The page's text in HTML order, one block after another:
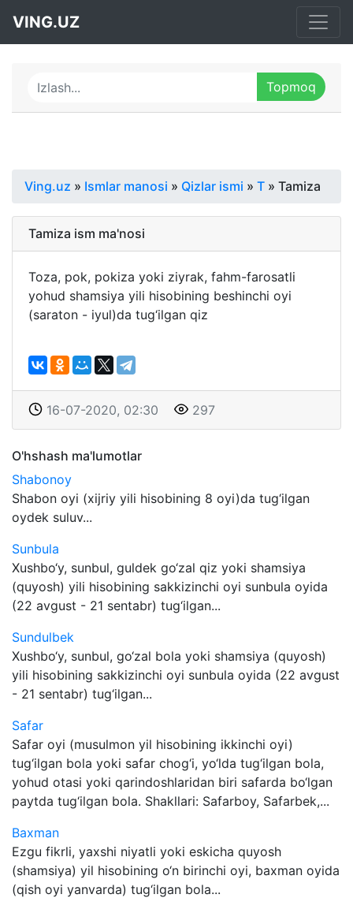
VING.UZ
Ving.uz » Ismlar manosi » Qizlar ismi » T » Tamiza
Tamiza ism ma'nosi
Toza, pok, pokiza yoki ziyrak, fahm-farosatli
yohud shamsiya yili hisobining beshinchi oyi
(saraton - iyul)da tug‘ilgan qiz
16-07-2020, 02:30 297
O'hshash ma'lumotlar
Shabonoy
Shabon oyi (xijriy yili hisobining 8 oyi)da tug‘ilgan
oydek suluv...
Sunbula
Xushbo‘y, sunbul, guldek go‘zal qiz yoki shamsiya
(quyosh) yili hisobining sakkizinchi oyi sunbula oyida
(22 avgust - 21 sentabr) tug‘ilgan...
Sundulbek
Xushbo‘y, sunbul, go‘zal bola yoki shamsiya (quyosh)
yili hisobining sakkizinchi oyi sunbula oyida (22 avgust
- 21 sentabr) tug‘ilgan...
Safar
Safar oyi (musulmon yil hisobining ikkinchi oyi)
tug‘ilgan bola yoki safar chog‘i, yo‘lda tug‘ilgan bola,
yohud otasi yoki qarindoshlaridan biri safarda bo‘lgan
paytda tug‘ilgan bola. Shakllari: Safarboy, Safarbek,...
Baxman
Ezgu fikrli, yaxshi niyatli yoki eskicha quyosh
(shamsiya) yil hisobining o‘n birinchi oyi, baxman oyida
(qish oyi yanvarda) tug‘ilgan bola...